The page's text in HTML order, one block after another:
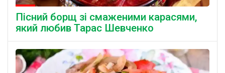
Пісний борщ зі смаженими карасями,
який любив Тарас Шевченко